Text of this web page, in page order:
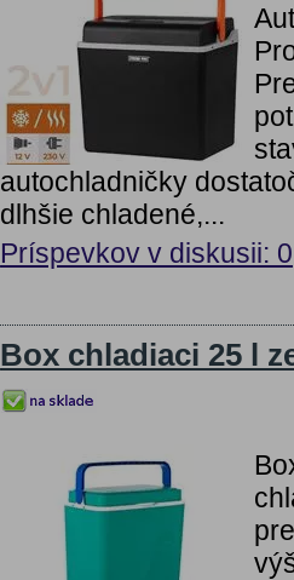
autochladničky
dlhšie chladené,...
Príspevkov v diskusii: 0
Box chladiaci 25 l